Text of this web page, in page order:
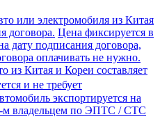
или электромобиля из Китая
договора. Цена фиксируется в
дату подписания договора,
оплачивать не нужно.
из Китая и Кореи составляет
и не требует
экспортируется на
м владельцем по ЭПТС / СТС